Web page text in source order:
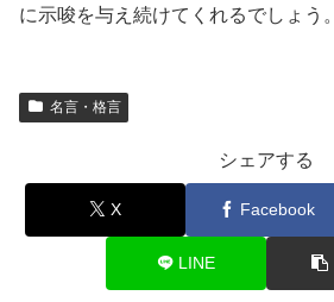
に示唆を与え続けてくれるでしょう。
名言・格言
シェアする
X Facebook
LINE